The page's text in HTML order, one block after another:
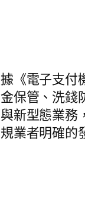
《電子支
保管、洗錢
新型態業
業者明確